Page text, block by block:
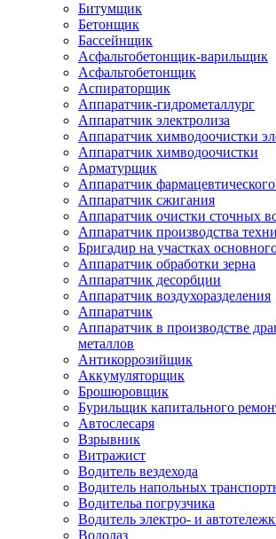
Битумщик
Бетонщик
Бассейнщик
Асфальтобетонщик-варильщик
Асфальтобетонщик
Аспираторщик
Аппаратчик-гидрометаллург
Аппаратчик электролиза
Аппаратчик химводоочистки
Аппаратчик химводоочистки
Арматурщик
Аппаратчик
Аппаратчик сжигания
Аппаратчик очистки сточных
Аппаратчик производства
Бригадир на участках
Аппаратчик обработки зерна
Аппаратчик десорбции
Аппаратчик воздухоразделения
Аппаратчик
Аппаратчик в производстве
металлов
Антикоррозийщик
Аккумуляторщик
Брошюровщик
Бурильщик капитального
Автослесаря
Взрывник
Витражист
Водитель вездехода
Водитель напольных
Водительа погрузчика
Водитель электро- и
Водолаз